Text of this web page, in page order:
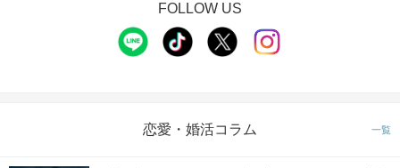
FOLLOW US
恋愛・婚活コラム 一覧